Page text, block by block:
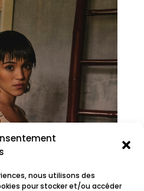
nous utilisons des
pour stocker et/ou accéder